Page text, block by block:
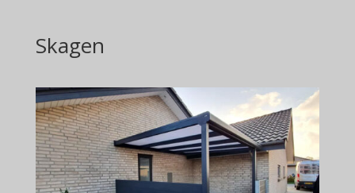
Skagen